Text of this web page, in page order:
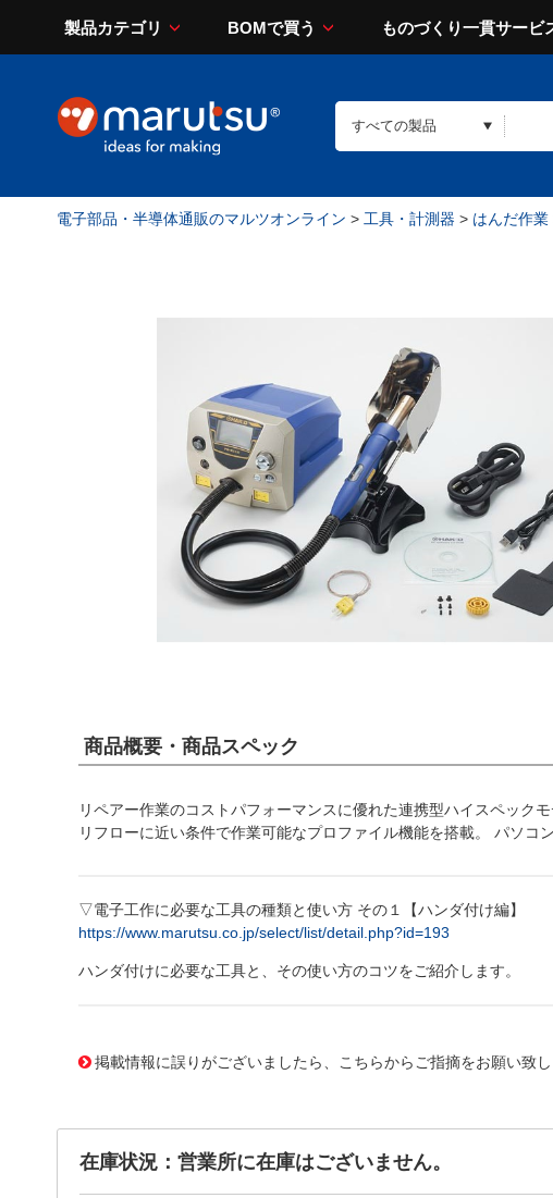
製品カテゴリ BOMで買う ものづくり一貫サービ
電子部品・半導体通販のマルツオンライン > 工具・計測器 > はんだ作業
商品概要・商品スペック
リペアー作業のコストパフォーマンスに優れた連携型ハイスペックモ
リフローに近い条件で作業可能なプロファイル機能を搭載。 パソコ
▽電子工作に必要な工具の種類と使い方 その１【ハンダ付け編】
https://www.marutsu.co.jp/select/list/detail.php?id=193
ハンダ付けに必要な工具と、その使い方のコツをご紹介します。
掲載情報に誤りがございましたら、こちらからご指摘をお願い致し
在庫状況：営業所に在庫はございません。